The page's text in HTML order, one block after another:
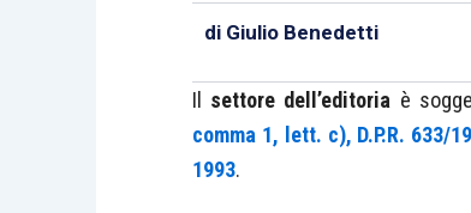
di Giulio Benedetti
Il settore dell’editoria è
comma 1, lett. c), D.P.R. 633/
1993.